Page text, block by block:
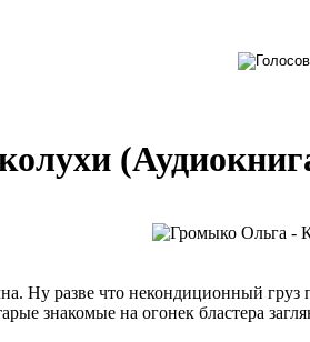
Ну разве что некондиционный
знакомые на огонек бластера